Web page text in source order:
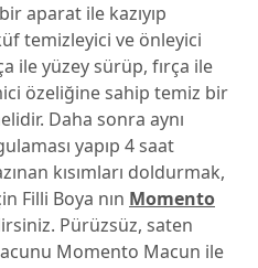
bir aparat ile kazıyıp
temizleyici ve önleyici
ile yüzey sürüp, fırça ile
özeliğine sahip temiz bir
Daha sonra aynı
yapıp 4 saat
kısımları doldurmak,
Filli Boya nın Momento
Pürüzsüz, saten
Momento Macun ile